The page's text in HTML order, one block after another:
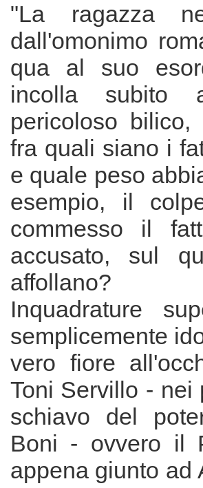
"La ragazza
dall'omonimo
qua al suo
incolla subito
pericoloso
fra quali siano i
e quale peso
esempio, il
commesso il
accusato, sul
affollano?
Inquadrature
semplicemente
vero fiore
Toni Servillo - nei
schiavo del
Boni - ovvero il
appena giunto ad